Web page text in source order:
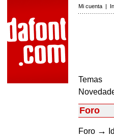
Mi cuenta |
Temas
Foro
Foro →